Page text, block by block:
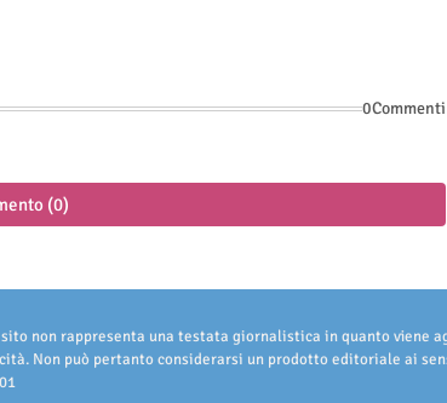
0Commenti
(0)
non rappresenta una testata giornalistica in quanto viene
Non può pertanto considerarsi un prodotto editoriale ai